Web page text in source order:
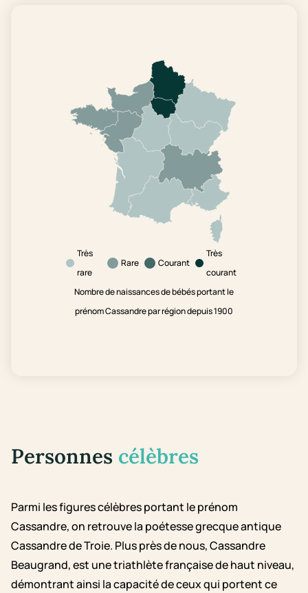
Très
rare
Rare Courant
Très
courant
Nombre de naissances de bébés portant le
prénom Cassandre par région depuis 1900
Personnes célèbres
Parmi les figures célèbres portant le prénom
Cassandre, on retrouve la poétesse grecque antique
Cassandre de Troie. Plus près de nous, Cassandre
Beaugrand, est une triathlète française de haut niveau,
démontrant ainsi la capacité de ceux qui portent ce